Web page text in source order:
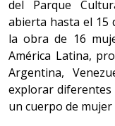
del Parque
abierta hasta el 15
la obra de 16
América Latina,
Argentina,
explorar diferentes
un cuerpo de